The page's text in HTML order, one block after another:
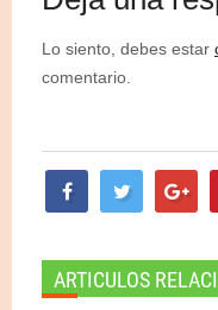
Lo siento, debes estar
comentario.
ARTICULOS